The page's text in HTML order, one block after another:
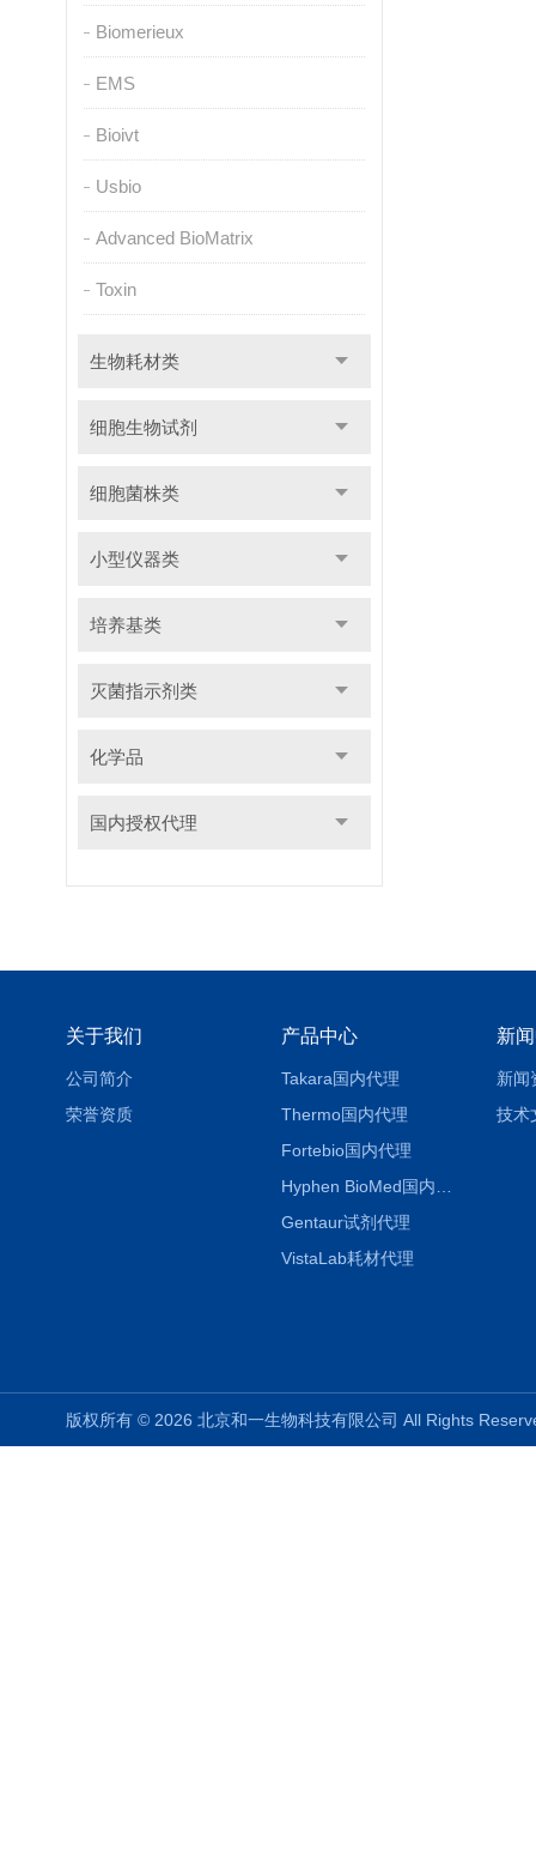
Biomerieux
EMS
Bioivt
Usbio
Advanced BioMatrix
Toxin
生物耗材类
细胞生物试剂
细胞菌株类
小型仪器类
培养基类
灭菌指示剂类
化学品
国内授权代理
关于我们
公司简介
荣誉资质
产品中心
Takara国内代理
Thermo国内代理
Fortebio国内代理
Gentaur试剂代理
VistaLab耗材代理
新
新闻
技术
版权所有 © 2026 北京和一生物科技有限公司 All Rights